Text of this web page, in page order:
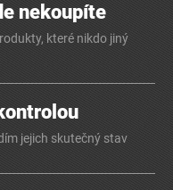
nekoupíte
které nikdo jiný
jejich skutečný stav